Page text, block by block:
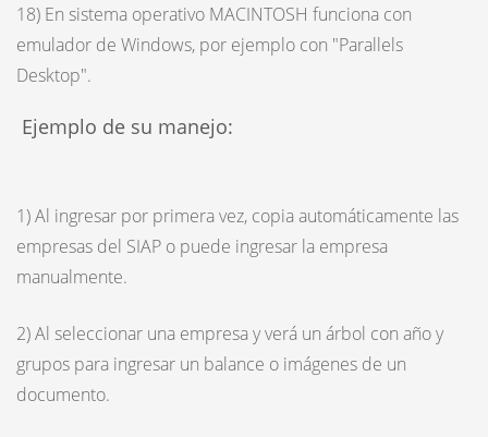
18) En sistema operativo MACINTOSH funciona con
emulador de Windows, por ejemplo con "Parallels
Desktop".
Ejemplo de su manejo:
1) Al ingresar por primera vez, copia automáticamente las
empresas del SIAP o puede ingresar la empresa
manualmente.
2) Al seleccionar una empresa y verá un árbol con año y
grupos para ingresar un balance o imágenes de un
documento.